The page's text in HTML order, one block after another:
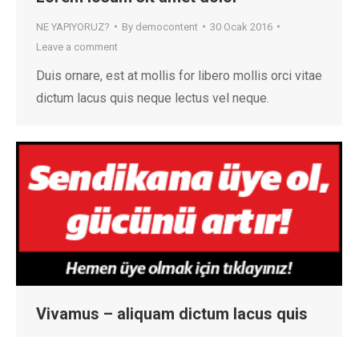
NE YAPIYORUZ? By democontent
30 Ocak 2016
Leave a comment
Duis ornare, est at mollis for libero mollis orci vitae
dictum lacus quis neque lectus vel neque.
Vivamus – aliquam dictum lacus quis